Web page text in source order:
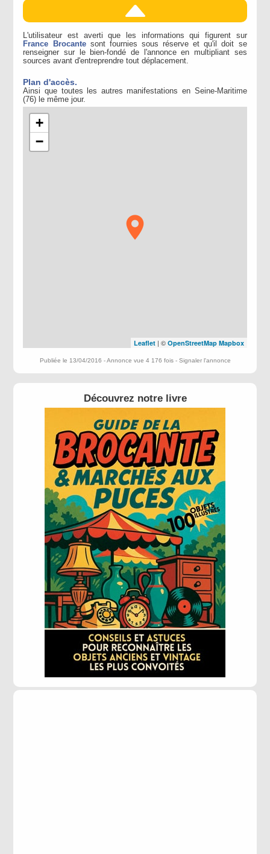
L'utilisateur est averti que les informations qui figurent sur
France Brocantesont fournies sous réserve et qu'il doit se
renseigner sur le bien-fondé de l'annonce en multipliant ses
sources avant d'entreprendre tout déplacement.
Plan d'accès.
Ainsi que toutes les autres manifestations en Seine-Maritime
(76) le même jour.
+
−
Leaflet| © OpenStreetMap Mapbox
Publiée le 13/04/2016 - Annonce vue 4 176 fois - Signaler l'annonce
Découvrez notre livre